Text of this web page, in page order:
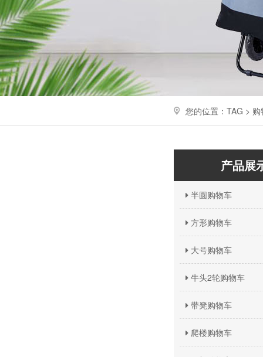
您的位置：TAG >
产品展
半圆购物车
方形购物车
大号购物车
牛头2轮购物车
带凳购物车
爬楼购物车